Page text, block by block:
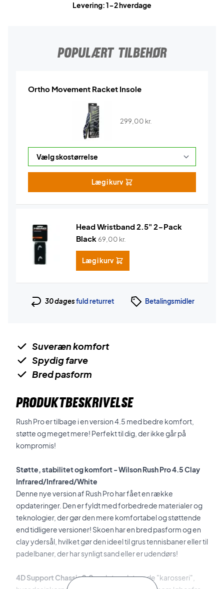
Levering: 1-2 hverdage
POPULÆRT TILBEHØR
Ortho Movement Racket Insole
299,00 kr.
Læg i kurv
Head Wristband 2.5" 2-Pack
Black69,00 kr.
Læg i kurv
30 dagesfuld returret Betalingsmidler
Suveræn komfort
Spydig farve
Bred pasform
PRODUKTBESKRIVELSE
Rush Pro er tilbage i en version 4.5 med bedre komfort,
støtte og meget mere! Perfekt til dig, der ikke går på
kompromis!
Støtte, stabilitet og komfort -Wilson Rush Pro 4.5 Clay
Infrared/Infrared/White
Denne nye version af Rush Pro har fået en række
opdateringer. Den er fyldt med forbedrede materialer og
teknologier, der gør den mere komfortabel og støttende
end tidligere versioner! Skoen har en bred pasform og en
clay ydersål, hvilket gør den ideel til grus tennisbaner eller til
padelbaner, der har synligt sand eller er udendørs!
4D Support Chassis 2.0er det opdaterede "karosseri",